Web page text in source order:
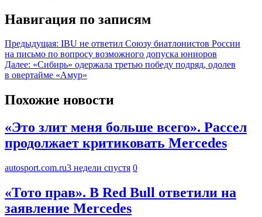
Навигация по записям
Предыдущая: IBU не ответил Союзу биатлонистов России
на письмо по вопросу возможного допуска юниоров
Далее: «Сибирь» одержала третью победу подряд, одолев
в овертайме «Амур»
Похожие новости
«Это злит меня больше всего». Рассел
продолжает критиковать Mercedes
autosport.com.ru3 недели спустя 0
«Тото прав». В Red Bull ответили на
заявление Mercedes